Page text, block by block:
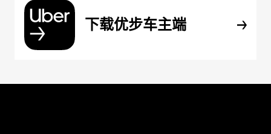
下载优步车主端